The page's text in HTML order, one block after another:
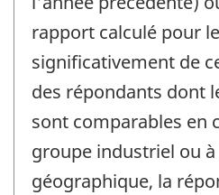
rapport calculé pour
significativement de
des répondants dont
sont comparables en
groupe industriel ou
géographique, la